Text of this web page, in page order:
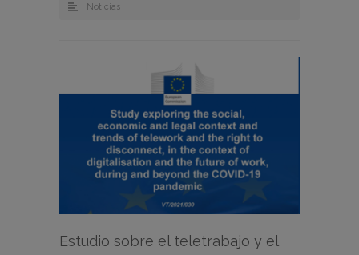
Noticias
Estudio sobre el teletrabajo y el